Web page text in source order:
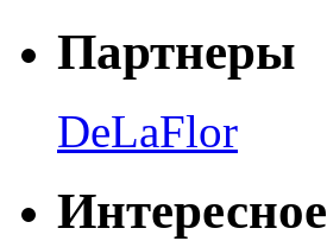
Партнеры
DeLaFlor
Интересное